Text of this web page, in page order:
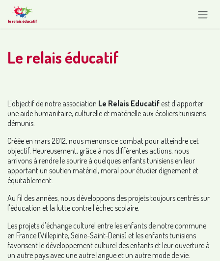
Se rendre au contenu
Le relais éducatif
L'objectif de notre association Le Relais Educatif est d'apporter
une aide humanitaire, culturelle et matérielle aux écoliers tunisiens
démunis.
Créée en mars 2012, nous menons ce combat pour atteindre cet
objectif. Heureusement, grâce à nos différentes actions, nous
arrivons à rendre le sourire à quelques enfants tunisiens en leur
apportant un soutien matériel, moral pour étudier dignement et
équitablement.
Au fil des années, nous développons des projets toujours centrés sur
l'éducation et la lutte contre l'échec scolaire.
Les projets d'échange culturel entre les enfants de notre commune
en France (Villepinte, Seine-Saint-Denis) et les enfants tunisiens
favorisent le développement culturel des enfants et leur ouverture à
un autre pays avec une autre langue et un autre mode de vie.